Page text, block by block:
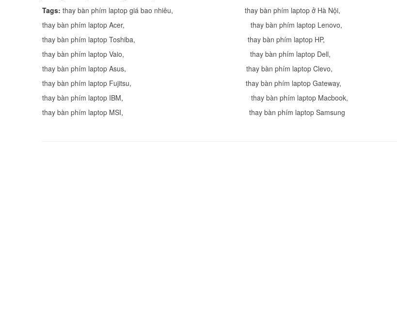
Tags: thay bàn phím laptop giá bao nhiêu, thay bàn phím laptop ở Hà Nội,
thay bàn phím laptop Acer, thay bàn phím laptop Lenovo,
thay bàn phím laptop Toshiba, thay bàn phím laptop HP,
thay bàn phím laptop Vaio, thay bàn phím laptop Dell,
thay bàn phím laptop Asus, thay bàn phím laptop Clevo,
thay bàn phím laptop Fujitsu, thay bàn phím laptop Gateway,
thay bàn phím laptop IBM, thay bàn phím laptop Macbook,
thay bàn phím laptop MSI, thay bàn phím laptop Samsung